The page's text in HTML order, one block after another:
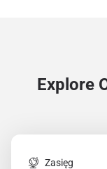
Explore
Zasięg